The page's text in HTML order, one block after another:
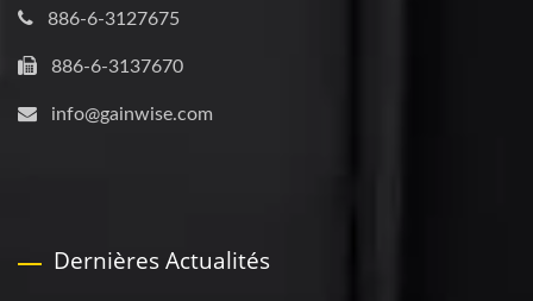
886-6-3127675
886-6-3137670
info@gainwise.com
Dernières Actualités